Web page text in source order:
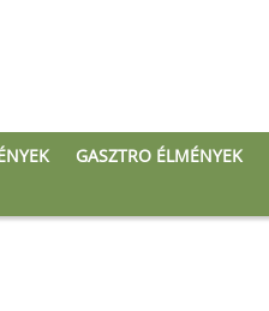
GASZTRO ÉLMÉNYEK